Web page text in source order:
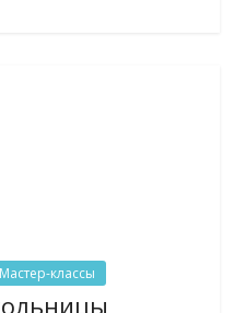
Мастер-классы